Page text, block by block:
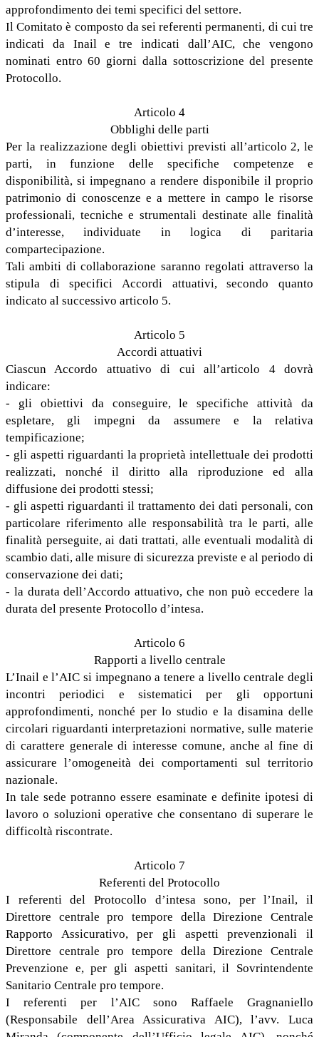
approfondimento dei temi specifici del settore.
Il Comitato è composto da sei referenti permanenti, di cui tre
indicati da Inail e tre indicati dall’AIC, che vengono
nominati entro 60 giorni dalla sottoscrizione del presente
Protocollo.
Articolo 4
Obblighi delle parti
Per la realizzazione degli obiettivi previsti all’articolo 2, le
parti, in funzione delle specifiche competenze e
disponibilità, si impegnano a rendere disponibile il proprio
patrimonio di conoscenze e a mettere in campo le risorse
professionali, tecniche e strumentali destinate alle finalità
d’interesse, individuate in logica di paritaria
compartecipazione.
Tali ambiti di collaborazione saranno regolati attraverso la
stipula di specifici Accordi attuativi, secondo quanto
indicato al successivo articolo 5.
Articolo 5
Accordi attuativi
Ciascun Accordo attuativo di cui all’articolo 4 dovrà
indicare:
- gli obiettivi da conseguire, le specifiche attività da
espletare, gli impegni da assumere e la relativa
tempificazione;
- gli aspetti riguardanti la proprietà intellettuale dei prodotti
realizzati, nonché il diritto alla riproduzione ed alla
diffusione dei prodotti stessi;
- gli aspetti riguardanti il trattamento dei dati personali, con
particolare riferimento alle responsabilità tra le parti, alle
finalità perseguite, ai dati trattati, alle eventuali modalità di
scambio dati, alle misure di sicurezza previste e al periodo di
conservazione dei dati;
- la durata dell’Accordo attuativo, che non può eccedere la
durata del presente Protocollo d’intesa.
Articolo 6
Rapporti a livello centrale
L’Inail e l’AIC si impegnano a tenere a livello centrale degli
incontri periodici e sistematici per gli opportuni
approfondimenti, nonché per lo studio e la disamina delle
circolari riguardanti interpretazioni normative, sulle materie
di carattere generale di interesse comune, anche al fine di
assicurare l’omogeneità dei comportamenti sul territorio
nazionale.
In tale sede potranno essere esaminate e definite ipotesi di
lavoro o soluzioni operative che consentano di superare le
difficoltà riscontrate.
Articolo 7
Referenti del Protocollo
I referenti del Protocollo d’intesa sono, per l’Inail, il
Direttore centrale pro tempore della Direzione Centrale
Rapporto Assicurativo, per gli aspetti prevenzionali il
Direttore centrale pro tempore della Direzione Centrale
Prevenzione e, per gli aspetti sanitari, il Sovrintendente
Sanitario Centrale pro tempore.
I referenti per l’AIC sono Raffaele Gragnaniello
(Responsabile dell’Area Assicurativa AIC), l’avv. Luca